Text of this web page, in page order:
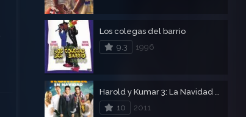
Los colegas del barrio
9.3
1996
10
2011